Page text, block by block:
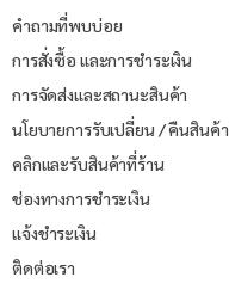
คำถามที่พบบ่อย
การสั่งซื้อ และการชำระเงิน
การจัดส่งและสถานะสินค้า
นโยบายการรับเปลี่ยน / คืนสินค้า
คลิกและรับสินค้าที่ร้าน
ช่องทางการชำระเงิน
แจ้งชำระเงิน
ติดต่อเรา